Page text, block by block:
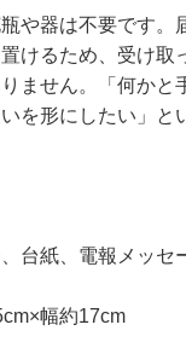
や器は不要です。
けるため、受け取
ません。「何かと
を形にしたい」と
台紙、電報メッセ
幅約17cm